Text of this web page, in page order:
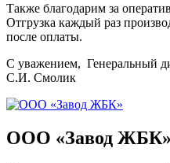
Также благодарим за
Отгрузка каждый раз
после оплаты.
С уважением, Генеральный
С.И. Смолик
ООО «Завод ЖБК»